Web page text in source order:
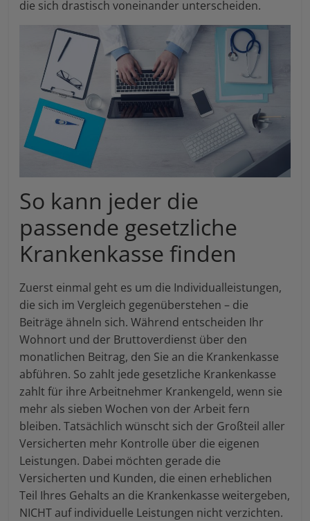
die sich drastisch voneinander unterscheiden.
So kann jeder die
passende gesetzliche
Krankenkasse finden
Zuerst einmal geht es um die Individualleistungen,
die sich im Vergleich gegenüberstehen – die
Beiträge ähneln sich. Während entscheiden Ihr
Wohnort und der Bruttoverdienst über den
monatlichen Beitrag, den Sie an die Krankenkasse
abführen. So zahlt jede gesetzliche Krankenkasse
zahlt für ihre Arbeitnehmer Krankengeld, wenn sie
mehr als sieben Wochen von der Arbeit fern
bleiben. Tatsächlich wünscht sich der Großteil aller
Versicherten mehr Kontrolle über die eigenen
Leistungen. Dabei möchten gerade die
Versicherten und Kunden, die einen erheblichen
Teil Ihres Gehalts an die Krankenkasse weitergeben,
NICHT auf individuelle Leistungen nicht verzichten.